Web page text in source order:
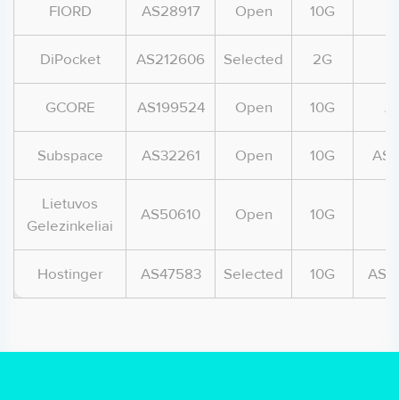
FIORD AS28917 Open 10G
DiPocket AS212606 Selected 2G
GCORE AS199524 Open 10G
Subspace AS32261 Open 10G AS-
Lietuvos
Gelezinkeliai
AS50610 Open 10G
Hostinger AS47583 Selected 10G AS-